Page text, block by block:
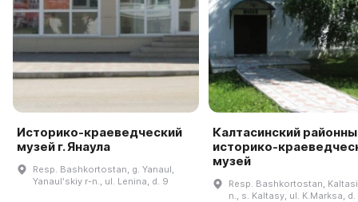
Историко-краеведческий
музей г. Янаула
Resp. Bashkortostan, g. Yanaul,
Yanaulʹskiy r-n., ul. Lenina, d. 9
Калтасинский
историко-
музей
Resp. Bashkortostan,
n., s. Kaltasy, ul. K.Marksa, d.